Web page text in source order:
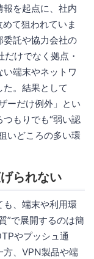
を起点に、社内
て狙われていま
委託や協力会社の
けでなく拠点・
端末やネットワ
。結果として
ーだけ例外」とい
もりでも“弱い認
いどころの多い環
られない
も、端末や利用環
”で展開するのは簡
やプッシュ通
方、VPN製品や端